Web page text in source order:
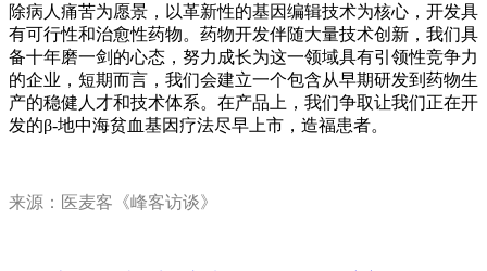
除病人痛苦为愿景，以革新性的基因编辑技术为核心，开发具
有可行性和治愈性药物。药物开发伴随大量技术创新，我们具
备十年磨一剑的心态，努力成长为这一领域具有引领性竞争力
的企业，短期而言，我们会建立一个包含从早期研发到药物生
产的稳健人才和技术体系。在产品上，我们争取让我们正在开
发的β-地中海贫血基因疗法尽早上市，造福患者。
来源：医麦客《峰客访谈》